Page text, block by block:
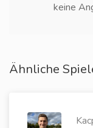
keine
Ähnliche